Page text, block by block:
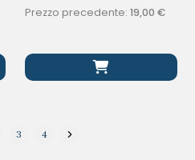
Prezzo precedente: 19,00 €
3 4